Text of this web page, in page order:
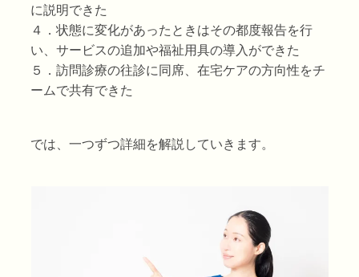
に説明できた
４．状態に変化があったときはその都度報告を行
い、サービスの追加や福祉用具の導入ができた
５．訪問診療の往診に同席、在宅ケアの方向性をチ
ームで共有できた
では、一つずつ詳細を解説していきます。